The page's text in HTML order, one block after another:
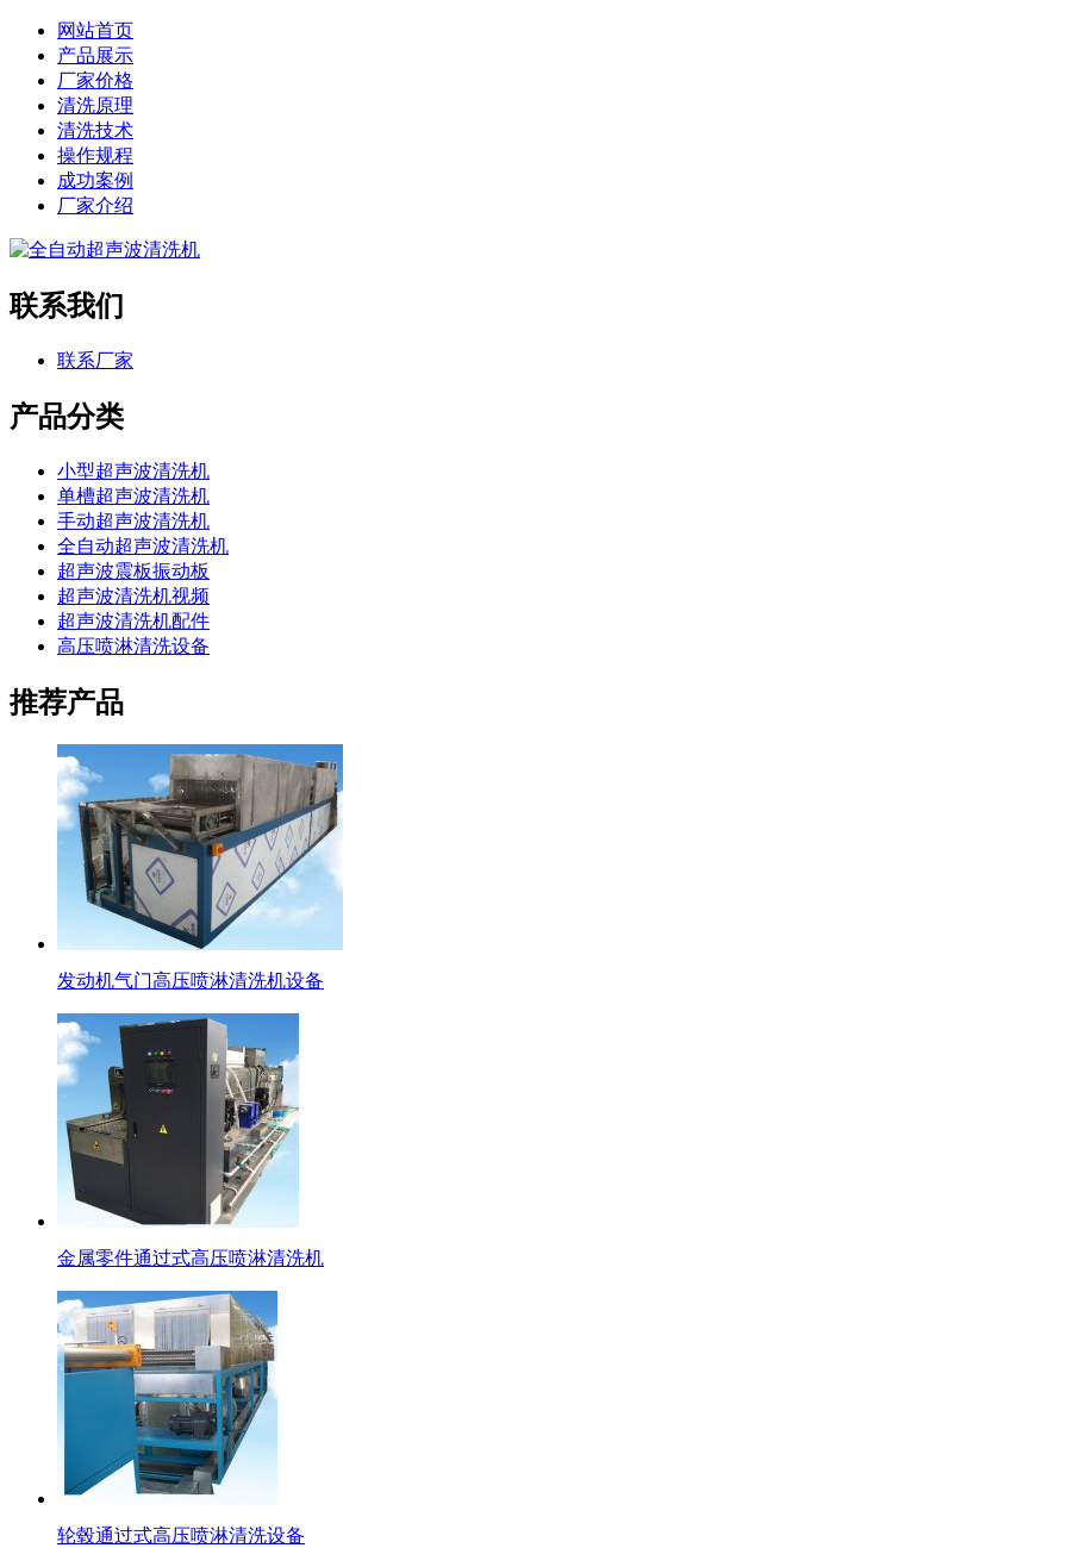
网站首页
产品展示
厂家价格
清洗原理
清洗技术
操作规程
成功案例
厂家介绍
联系我们
联系厂家
产品分类
小型超声波清洗机
单槽超声波清洗机
手动超声波清洗机
全自动超声波清洗机
超声波震板振动板
超声波清洗机视频
超声波清洗机配件
高压喷淋清洗设备
推荐产品
发动机气门高压喷淋清洗机设备
金属零件通过式高压喷淋清洗机
轮毂通过式高压喷淋清洗设备